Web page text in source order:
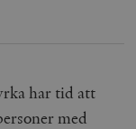
har tid att
med